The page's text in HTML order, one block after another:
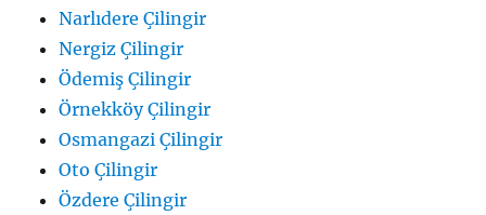
Narlıdere Çilingir
Nergiz Çilingir
Ödemiş Çilingir
Örnekköy Çilingir
Osmangazi Çilingir
Oto Çilingir
Özdere Çilingir